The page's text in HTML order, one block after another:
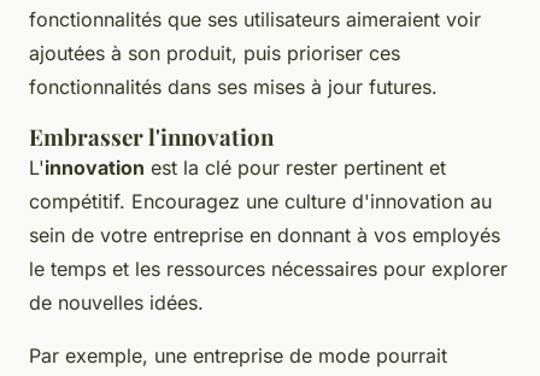
fonctionnalités que ses utilisateurs aimeraient voir
ajoutées à son produit, puis prioriser ces
fonctionnalités dans ses mises à jour futures.
Embrasser l'innovation
L'innovation est la clé pour rester pertinent et
compétitif. Encouragez une culture d'innovation au
sein de votre entreprise en donnant à vos employés
le temps et les ressources nécessaires pour explorer
de nouvelles idées.
Par exemple, une entreprise de mode pourrait